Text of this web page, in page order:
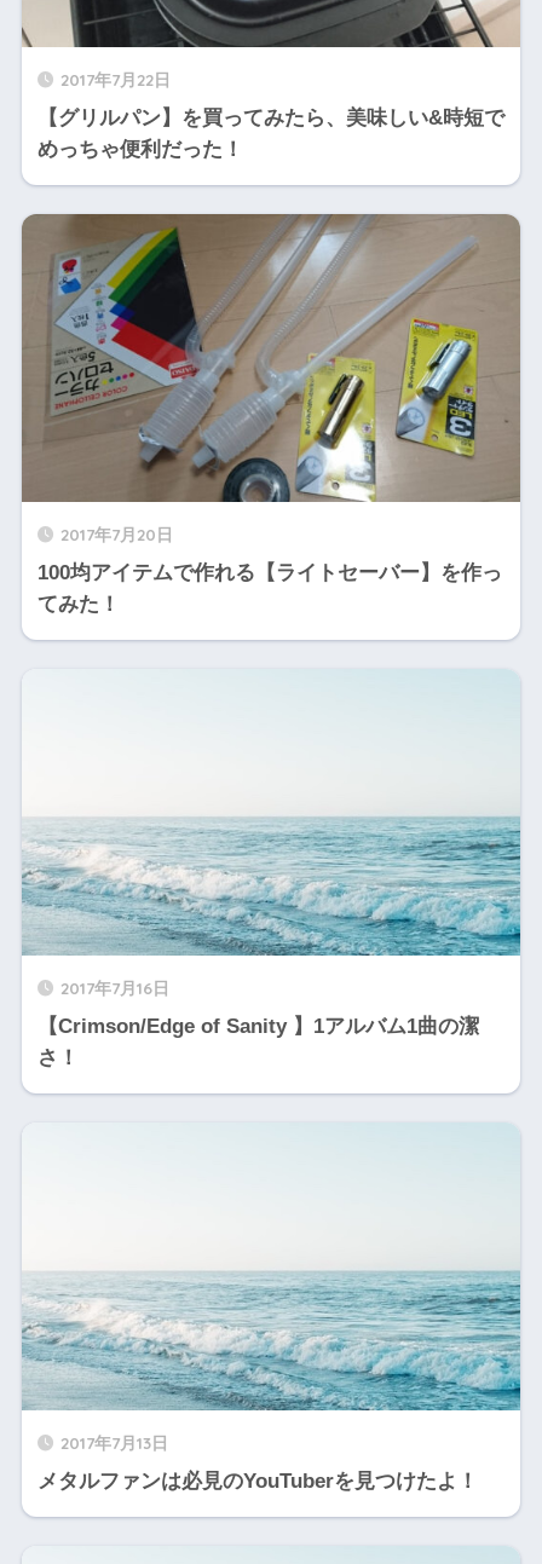
2017年7月22日
【グリルパン】を買ってみたら、美味しい&時短で
めっちゃ便利だった！
2017年7月20日
100均アイテムで作れる【ライトセーバー】を作っ
てみた！
2017年7月16日
【Crimson/Edge of Sanity 】1アルバム1曲の潔
さ！
2017年7月13日
メタルファンは必見のYouTuberを見つけたよ！